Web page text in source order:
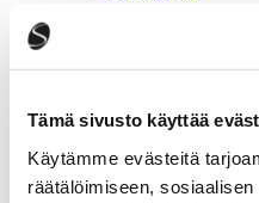
Tämä sivusto käyttää
Käytämme evästeitä
räätälöimiseen,
Koulukuljetus
Opiskelijoiden
Biotalouskampus
Koulu- ja